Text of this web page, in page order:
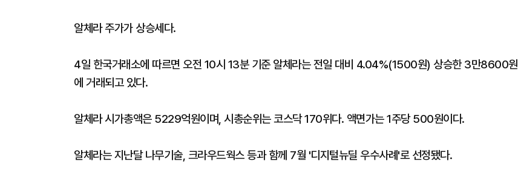
알체라 주가가 상승세다.
4일 한국거래소에 따르면 오전 10시 13분 기준 알체라는 전일 대비 4.04%(1500원) 상승한 3만8600원
에 거래되고 있다.
알체라 시가총액은 5229억원이며, 시총순위는 코스닥 170위다. 액면가는 1주당 500원이다.
알체라는 지난달 나무기술, 크라우드웍스 등과 함께 7월 '디지털뉴딜 우수사례'로 선정됐다.